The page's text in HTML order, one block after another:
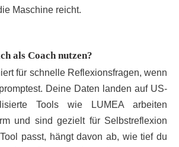
Maschine reicht.
als Coach nutzen?
für schnelle Reflexionsfragen, wenn
Deine Daten landen auf US-
Tools wie LUMEA arbeiten
und sind gezielt für Selbstreflexion
passt, hängt davon ab, wie tief du